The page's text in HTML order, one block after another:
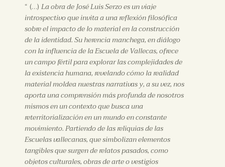
“ (…) La obra de José Luis Serzo es un viaje
introspectivo que invita a una reflexión filosófica
sobre el impacto de lo material en la construcción
de la identidad. Su herencia manchega, en diálogo
con la influencia de la Escuela de Vallecas, ofrece
un campo fértil para explorar las complejidades de
la existencia humana, revelando cómo la realidad
material moldea nuestras narrativas y, a su vez, nos
aporta una comprensión más profunda de nosotros
mismos en un contexto que busca una
reterritorialización en un mundo en constante
movimiento. Partiendo de las reliquias de las
Escuelas vallecanas, que simbolizan elementos
tangibles que surgen de relatos pasados, como
objetos culturales, obras de arte o vestigios